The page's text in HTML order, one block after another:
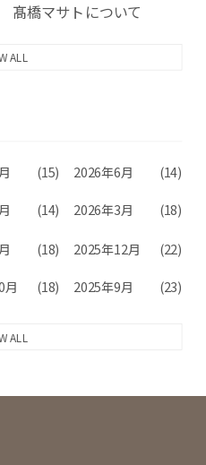
髙橋マサトについて
ALL
(15) 2026年6月 (14)
(14) 2026年3月 (18)
(18) 2025年12月 (22)
月 (18) 2025年9月 (23)
ALL